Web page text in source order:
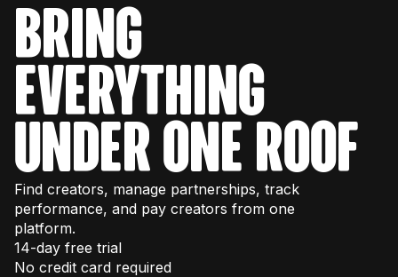
bring
everything
under one roof
Find creators, manage partnerships, track
performance, and pay creators from one
platform.
14-day free trial
No credit card required